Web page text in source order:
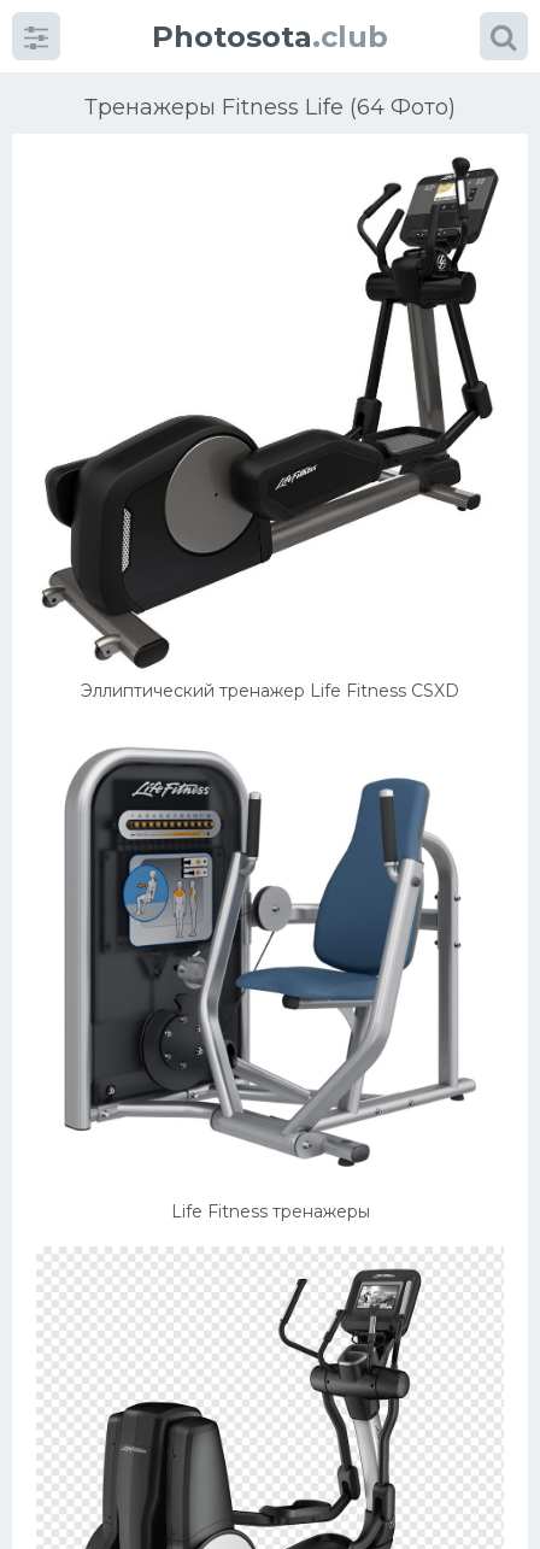
Photosota.club
Тренажеры Fitness Life (64 Фото)
Эллиптический тренажер Life Fitness CSXD
Life Fitness тренажеры
Баскетбол
Хоккей
Велогонки
Конькобежный спорт
Тренажеры
Интерьер квартиры